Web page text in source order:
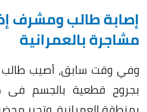
إصابة طالب ومشرف
مشاجرة بالعمرانية
وفي وقت سابق، أصيب
بجروح قطعية بالجسم فى